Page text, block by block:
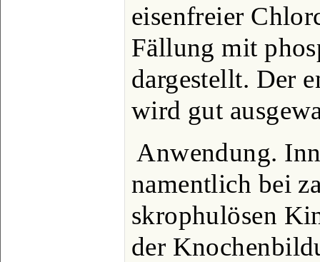
eisenfreier
Fällung mit
dargestellt. Der
wird gut
Anwendung.
namentlich bei
skrophulösen
der